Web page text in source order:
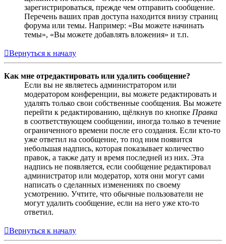
зарегистрироваться, прежде чем отправить сообщение.
Перечень ваших прав доступа находится внизу страниц
форума или темы. Например: «Вы можете начинать
темы», «Вы можете добавлять вложения» и т.п.
Вернуться к началу
Как мне отредактировать или удалить сообщение?
Если вы не являетесь администратором или
модератором конференции, вы можете редактировать и
удалять только свои собственные сообщения. Вы можете
перейти к редактированию, щёлкнув по кнопке Правка
в соответствующем сообщении, иногда только в течение
ограниченного времени после его создания. Если кто-то
уже ответил на сообщение, то под ним появится
небольшая надпись, которая показывает количество
правок, а также дату и время последней из них. Эта
надпись не появляется, если сообщение редактировал
администратор или модератор, хотя они могут сами
написать о сделанных изменениях по своему
усмотрению. Учтите, что обычные пользователи не
могут удалить сообщение, если на него уже кто-то
ответил.
Вернуться к началу